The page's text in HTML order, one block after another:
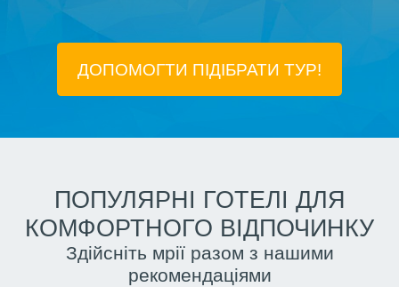
ДОПОМОГТИ ПІДIБРАТИ ТУР!
ПОПУЛЯРНІ ГОТЕЛІ ДЛЯ
КОМФОРТНОГО ВІДПОЧИНКУ
Здійсніть мрії разом з нашими
рекомендаціями